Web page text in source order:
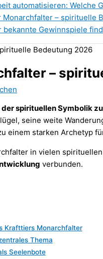
automatisieren: Welche
Monarchfalter – spirituelle
bekannte Gewinnspiele
–
spirituellen Symbolik
seine weite
einem starken Archetyp
in vielen
verbunden.
Krafttiers Monarchfalter
Thema
Seelenbote